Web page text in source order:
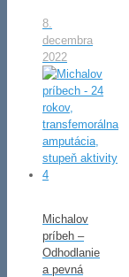
8.
decembra
2022
Michalov
príbeh –
Odhodlanie
a pevná